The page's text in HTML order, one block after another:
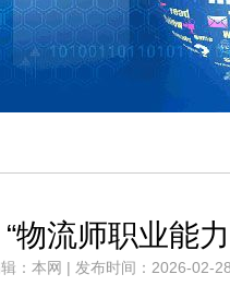
物流师职业能
：本网 | 发布时间：2026-02-